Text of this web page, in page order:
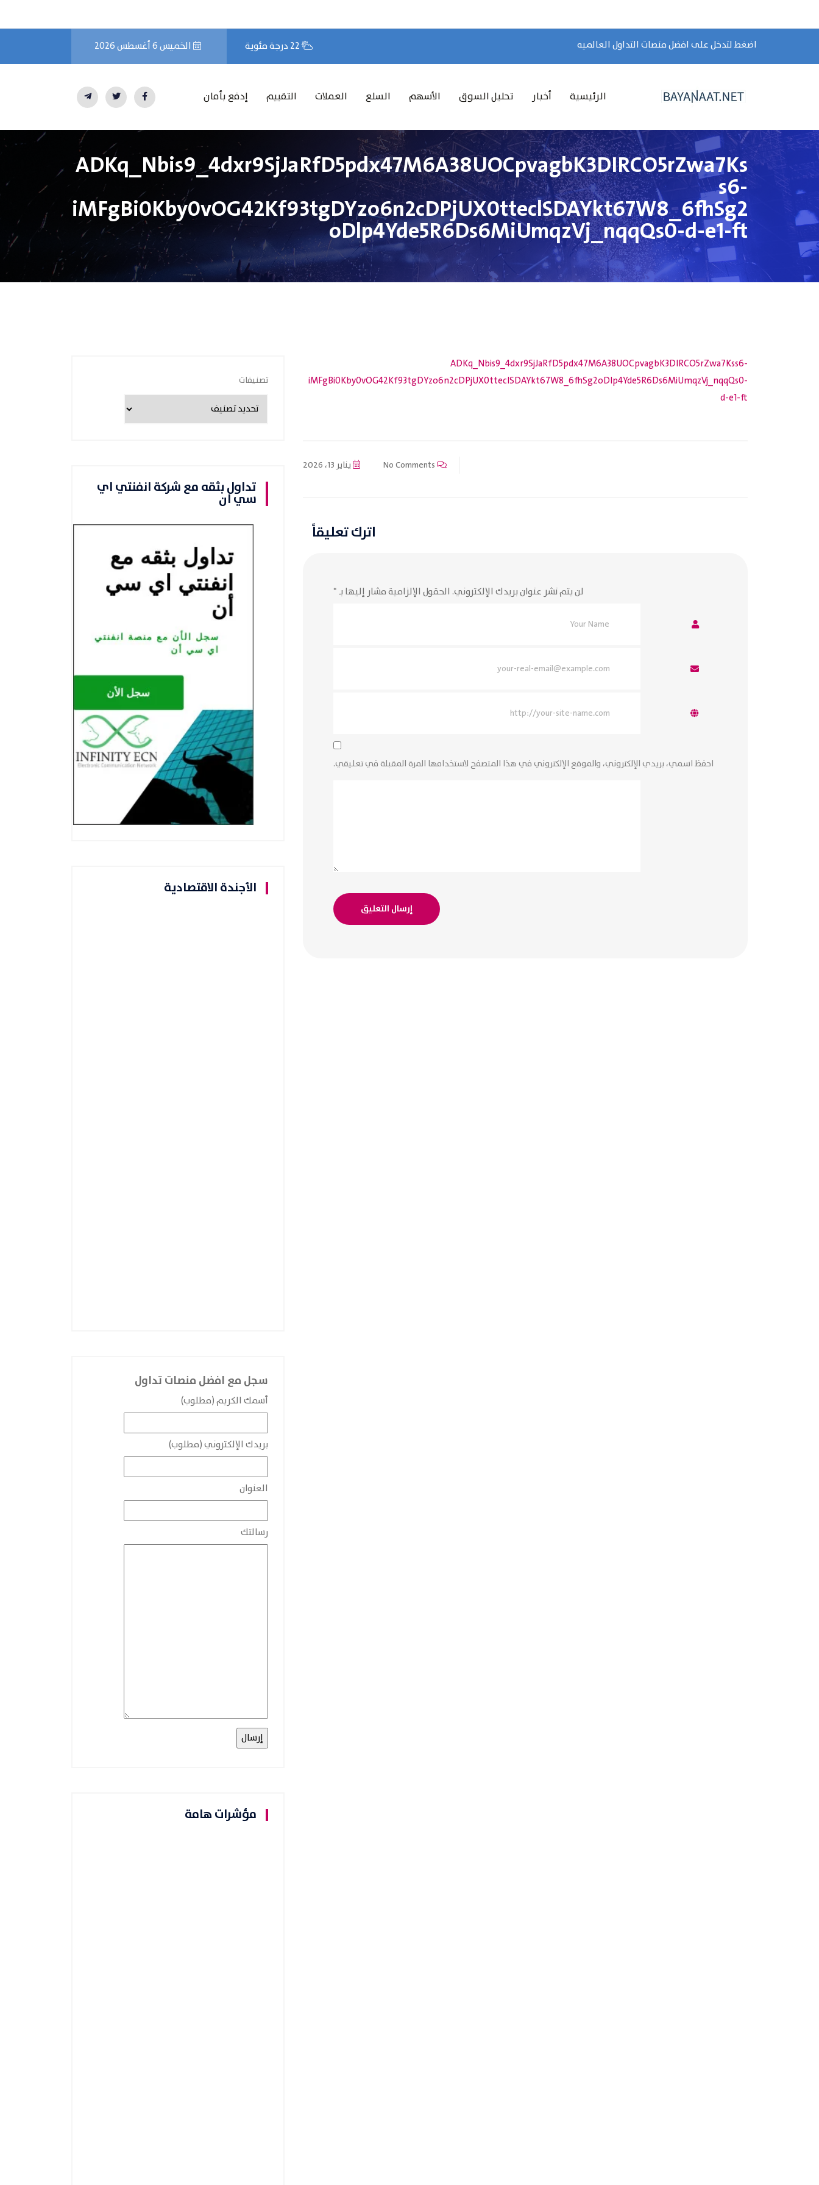
اضغط لتدخل على افضل منصات التداول العالميه 22 درجة مئوية الخميس 6 أغسطس 2026
الرئيسية أخبار تحليل السوق الأسهم السلع العملات التقييم إدفع بأمان
ADKq_Nbis9_4dxr9SjJaRfD5pdx47M6A38UOCpvagbK3DIRCO5rZwa7Ks
s6-
iMFgBi0Kby0vOG42Kf93tgDYzo6n2cDPjUX0tteclSDAYkt67W8_6fhSg2
oDlp4Yde5R6Ds6MiUmqzVj_nqqQs0-d-e1-ft
ADKq_Nbis9_4dxr9SjJaRfD5pdx47M6A38UOCpvagbK3DIRCO5rZwa7Kss6-
iMFgBi0Kby0vOG42Kf93tgDYzo6n2cDPjUX0tteclSDAYkt67W8_6fhSg2oDlp4Yde5R6Ds6MiUmqzVj_nqqQs0-
d-e1-ft
يناير 13، 2026
اترك تعليقاً
لن يتم نشر عنوان بريدك الإلكتروني. الحقول الإلزامية مشار إليها بـ*
احفظ اسمي، بريدي الإلكتروني، والموقع الإلكتروني في هذا المتصفح لاستخدامها المرة المقبلة في تعليقي.
تصنيفات
تداول بثقه مع شركة انفنتي اي
سي ان
الأجندة الاقتصادية
سجل مع افضل منصات تداول
أسمك الكريم (مطلوب)
بريدك الإلكتروني (مطلوب)
العنوان
رسالتك
مؤشرات هامة